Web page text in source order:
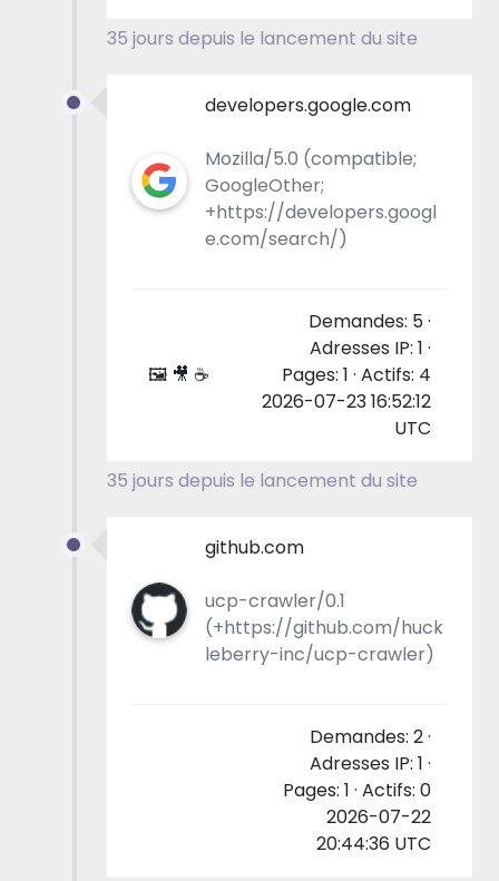
35 jours depuis le lancement du site
developers.google.com
Mozilla/5.0 (compatible;
GoogleOther;
+https://developers.googl
e.com/search/)
🖼 🎥 ☕
Demandes: 5 ·
Adresses IP: 1 ·
Pages: 1 · Actifs: 4
2026-07-23 16:52:12
UTC
35 jours depuis le lancement du site
github.com
ucp-crawler/0.1
(+https://github.com/huck
leberry-inc/ucp-crawler)
Demandes: 2 ·
Adresses IP: 1 ·
Pages: 1 · Actifs: 0
2026-07-22
20:44:36 UTC